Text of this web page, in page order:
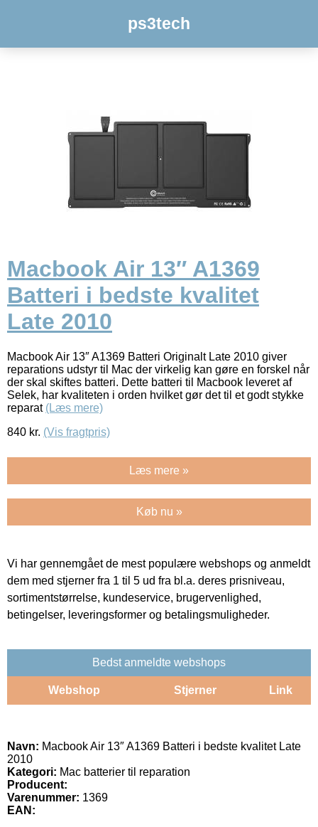
ps3tech
Macbook Air 13″ A1369
Batteri i bedste kvalitet
Late 2010
Macbook Air 13″ A1369 Batteri Originalt Late 2010 giver
reparations udstyr til Mac der virkelig kan gøre en forskel når
der skal skiftes batteri. Dette batteri til Macbook leveret af
Selek, har kvaliteten i orden hvilket gør det til et godt stykke
reparat (Læs mere)
840 kr. (Vis fragtpris)
Læs mere »
Køb nu »
Vi har gennemgået de mest populære webshops og anmeldt
dem med stjerner fra 1 til 5 ud fra bl.a. deres prisniveau,
sortimentstørrelse, kundeservice, brugervenlighed,
betingelser, leveringsformer og betalingsmuligheder.
Bedst anmeldte webshops
Webshop Stjerner Link
Navn: Macbook Air 13″ A1369 Batteri i bedste kvalitet Late
2010
Kategori: Mac batterier til reparation
Producent:
Varenummer: 1369
EAN: